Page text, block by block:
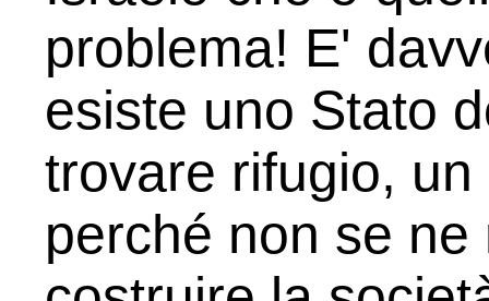
problema! E'
esiste uno Stato
trovare rifugio,
perché non se